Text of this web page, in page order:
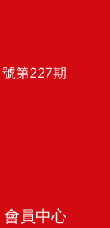
第227期
會員中心